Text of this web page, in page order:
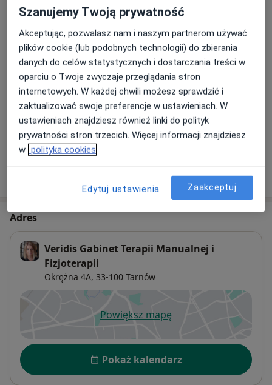
- Diagnozowanie i leczenie zespołów bólowych
kręgosłupa i kończyn metodą McKenziego moduł
A,B,C,D.
- Proprioceptive Neuromuscular Facilitation Basic
- Kinesiology Taping
- Obręcz barkowa i staw ramienny – terapia metodą
osteopatycznych technik repozycji AORT
- Instruktor Pilates
- kurs komplementarnej hirudoterapii medycznej.
Rehabilitacja
Od 150 zł Szczegóły Umów wizytę
Masaż leczniczy
Od 150 zł Szczegóły Umów wizytę
+ 13 usług
W jaki sposób ustalane są ceny?
Adres
Veridis Gabinet Terapii Manualnej i
Fizjoterapii
Okrężna 4A, 33-100 Tarnów
Powiększ mapęotwiera się w nowej karcie
Dostępność
Pokaż kalendarz
Szanujemy Twoją prywatność
Akceptując, pozwalasz nam i naszym partnerom używać
plików cookie (lub podobnych technologii) do zbierania
danych do celów statystycznych i dostarczania treści w
oparciu o Twoje zwyczaje przeglądania stron
internetowych. W każdej chwili możesz sprawdzić i
zaktualizować swoje preferencje w ustawieniach. W
ustawieniach znajdziesz również linki do polityk
prywatności stron trzecich. Więcej informacji znajdziesz
w polityka cookies
Edytuj ustawienia Zaakceptuj